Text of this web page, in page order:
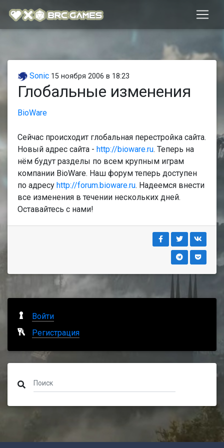
Sonic 15 ноября 2006 в 18:23
Глобальные изменения
BioWare
Сейчас происходит глобальная перестройка сайта.
Новый адрес сайта - http://bioware.ru. Теперь на
нём будут разделы по всем крупным играм
компании BioWare. Наш форум теперь доступен
по адресу http://forum.bioware.ru. Надеемся внести
все изменения в течении нескольких дней.
Оставайтесь с нами!
Войти
Регистрация